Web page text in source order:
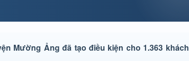
Mường Ảng đã tạo điều kiện cho 1.363 khách